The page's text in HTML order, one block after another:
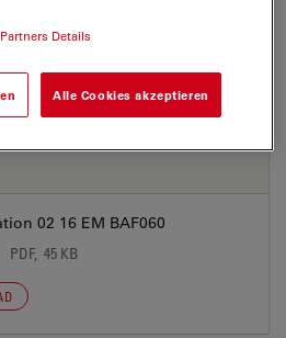
02 16 EM BAF060
PDF, 45 KB
Details
Alle Cookies akzeptieren